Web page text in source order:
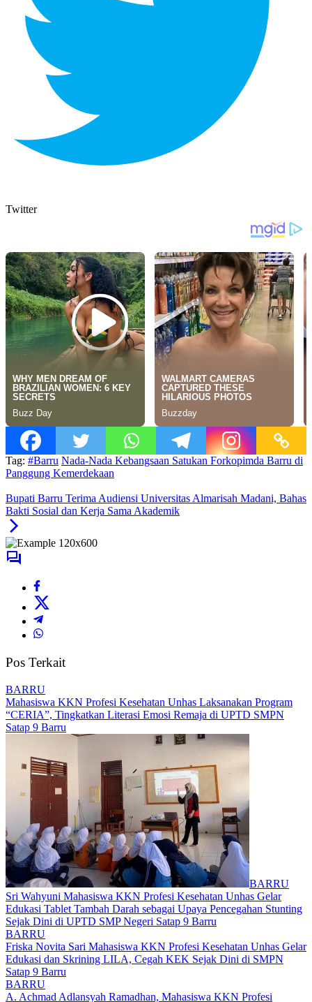
Twitter
Tag: #Barru Nada-Nada Kebangsaan Satukan Forkopimda Barru di
Panggung Kemerdekaan
Bupati Barru Terima Audiensi Universitas Almarisah Madani, Bahas
Bakti Sosial dan Kerja Sama Akademik
Pos Terkait
BARRU
Mahasiswa KKN Profesi Kesehatan Unhas Laksanakan Program
“CERIA”, Tingkatkan Literasi Emosi Remaja di UPTD SMPN
Satap 9 Barru
BARRU
Sri Wahyuni Mahasiswa KKN Profesi Kesehatan Unhas Gelar
Edukasi Tablet Tambah Darah sebagai Upaya Pencegahan Stunting
Sejak Dini di UPTD SMP Negeri Satap 9 Barru
BARRU
Friska Novita Sari Mahasiswa KKN Profesi Kesehatan Unhas Gelar
Edukasi dan Skrining LILA, Cegah KEK Sejak Dini di SMPN
Satap 9 Barru
BARRU
A. Achmad Adlansyah Ramadhan, Mahasiswa KKN Profesi